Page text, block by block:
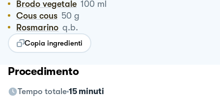
Brodo vegetale 100 ml
Cous cous 50 g
Rosmarino q.b.
Copia ingredienti
Procedimento
Tempo totale 15 minuti